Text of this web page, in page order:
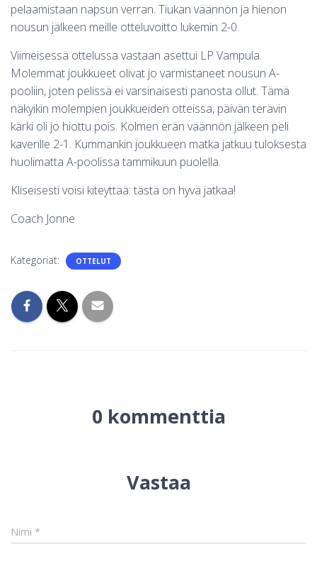
pelaamistaan napsun verran. Tiukan väännön ja hienon
nousun jälkeen meille otteluvoitto lukemin 2-0.
Viimeisessä ottelussa vastaan asettui LP Vampula.
Molemmat joukkueet olivat jo varmistaneet nousun A-
pooliin, joten pelissä ei varsinaisesti panosta ollut. Tämä
näkyikin molempien joukkueiden otteissa, päivän terävin
kärki oli jo hiottu pois. Kolmen erän väännön jälkeen peli
kaverille 2-1. Kummankin joukkueen matka jatkuu tuloksesta
huolimatta A-poolissa tammikuun puolella.
Kliseisesti voisi kiteyttää: tästä on hyvä jatkaa!
Coach Jonne
Kategoriat: OTTELUT
0 kommenttia
Vastaa
Nimi *